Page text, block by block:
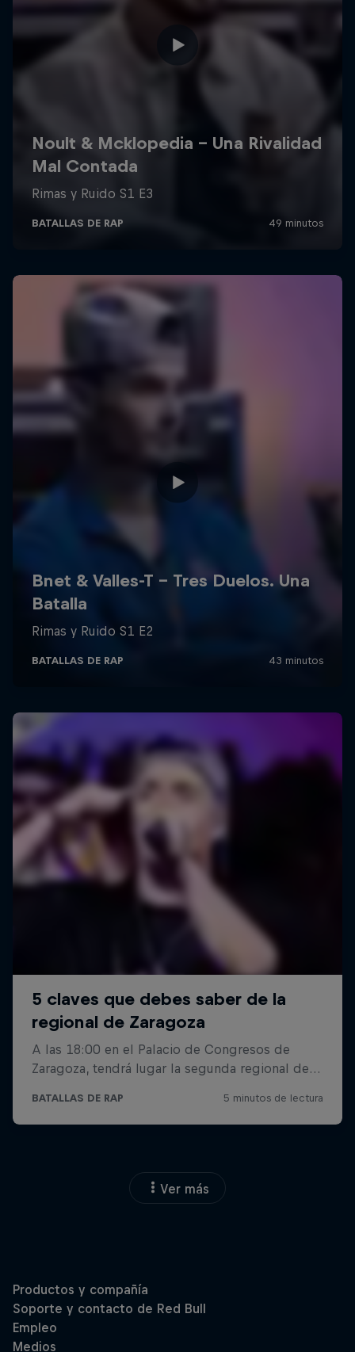
Ver más